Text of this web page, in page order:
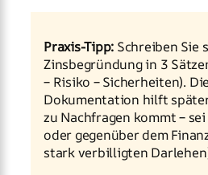
Praxis-Tipp: Schreiben Sie
Zinsbegründung in 3
– Risiko – Sicherheiten).
Dokumentation hilft
zu Nachfragen kommt –
oder gegenüber dem
stark verbilligten